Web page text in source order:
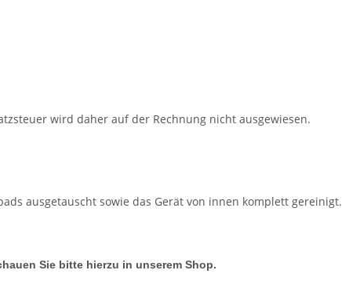
wird daher auf der Rechnung nicht ausgewiesen.
ausgetauscht sowie das Gerät von innen komplett gereinigt.
Sie bitte hierzu in unserem Shop.